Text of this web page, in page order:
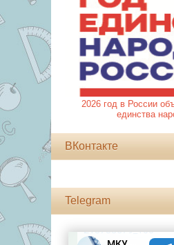
2026 год в России
единства
ВКонтакте
Telegram